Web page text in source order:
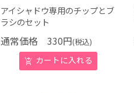
アイシャドウ専用のチップとブ
ラシのセット
通常価格 330円(税込)